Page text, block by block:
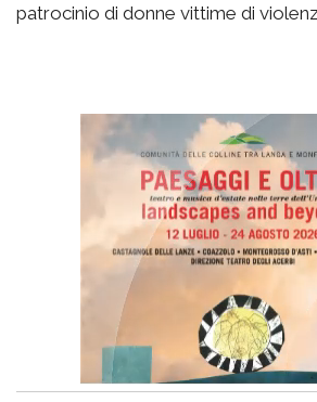
patrocinio di donne vittime di